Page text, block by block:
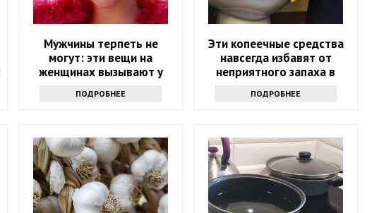
Мужчины терпеть не
могут: эти вещи на
женщинах вызывают у
ПОДРОБНЕЕ
Эти копеечные средства
навсегда избавят от
неприятного запаха в
ПОДРОБНЕЕ